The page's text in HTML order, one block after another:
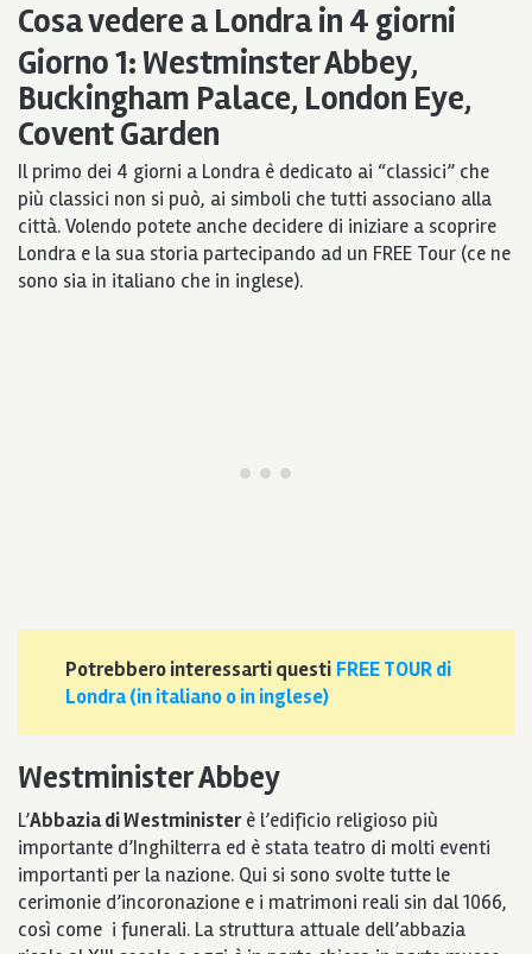
Cosa vedere a Londra in 4 giorni
Giorno 1: Westminster Abbey,
Buckingham Palace, London Eye,
Covent Garden
Il primo dei 4 giorni a Londra è dedicato ai “classici” che
più classici non si può, ai simboli che tutti associano alla
città. Volendo potete anche decidere di iniziare a scoprire
Londra e la sua storia partecipando ad un FREE Tour (ce ne
sono sia in italiano che in inglese).
Potrebbero interessarti questi FREE TOUR di
Londra (in italiano o in inglese)
Westminister Abbey
L’Abbazia di Westministerè l’edificio religioso più
importante d’Inghilterra ed è stata teatro di molti eventi
importanti per la nazione. Qui si sono svolte tutte le
cerimonie d’incoronazione e i matrimoni reali sin dal 1066,
così come i funerali. La struttura attuale dell’abbazia